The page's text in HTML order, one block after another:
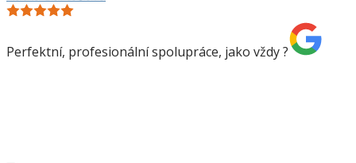
Perfektní, profesionální spolupráce, jako vždy ?